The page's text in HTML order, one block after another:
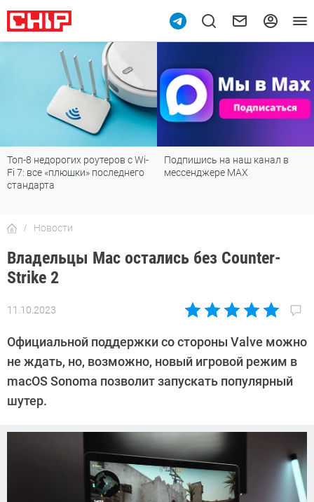
Топ-8 недорогих роутеров с Wi-
Fi 7: все «плюшки» последнего
стандарта
Подпишись на наш канал в
мессенджере МАХ
Новости
Владельцы Mac остались без Counter-
Strike 2
11.10.2023
Автор:
Довлатова
Официальной поддержки со стороны Valve можно
не ждать, но, возможно, новый игровой режим в
macOS Sonoma позволит запускать популярный
шутер.